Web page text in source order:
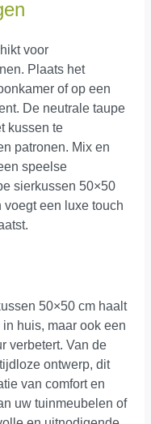
voor
Plaats het
of op een
De neutrale taupe
kussen te
patronen. Mix en
speelse
sierkussen 50×50
een luxe touch
50×50 cm haalt
huis, maar ook een
verbetert. Van de
ontwerp, dit
van comfort en
uw tuinmeubelen of